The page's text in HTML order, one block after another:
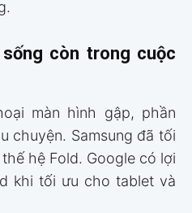
còn trong cuộc
màn hình gập, phần
chuyện. Samsung đã tối
hệ Fold. Google có lợi
khi tối ưu cho tablet và